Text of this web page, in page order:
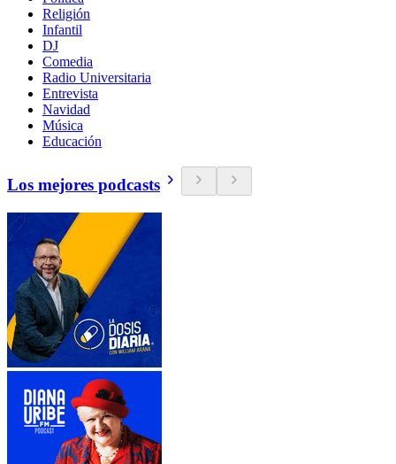
Religión
Infantil
DJ
Comedia
Radio Universitaria
Entrevista
Navidad
Música
Educación
Los mejores podcasts